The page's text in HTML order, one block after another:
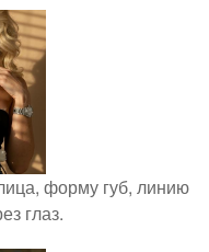
форму губ, линию
глаз.